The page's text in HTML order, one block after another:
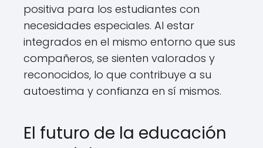
positiva para los estudiantes con
necesidades especiales. Al estar
integrados en el mismo entorno que sus
compañeros, se sienten valorados y
reconocidos, lo que contribuye a su
autoestima y confianza en sí mismos.
El futuro de la educación